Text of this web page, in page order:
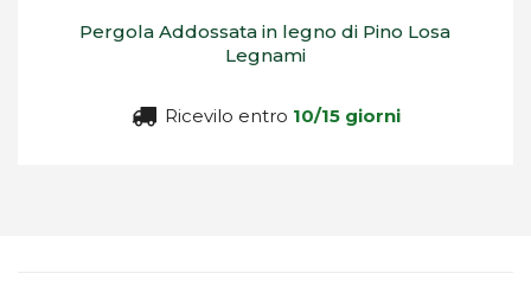
Pergola Addossata in legno di Pino Losa
Legnami
Ricevilo entro 10/15 giorni